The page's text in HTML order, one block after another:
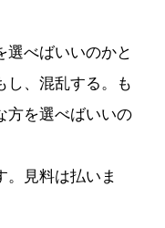
選べばいいのかと
し、混乱する。も
方を選べばいいの
。見料は払いま